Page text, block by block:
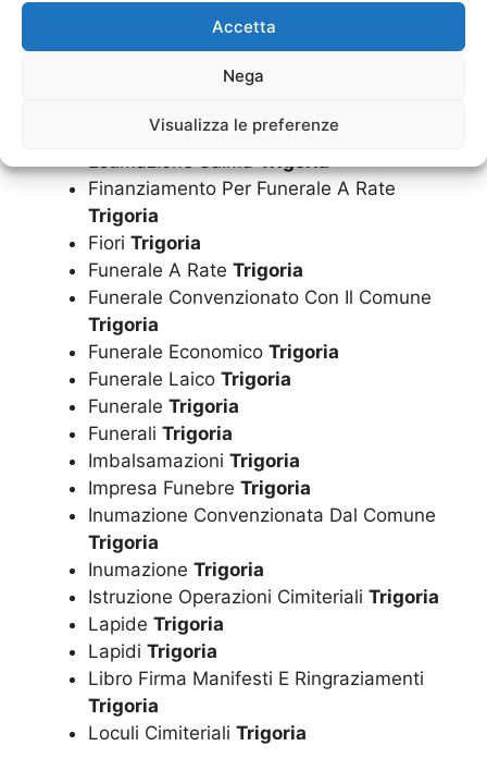
Accetta
Nega
Visualizza le preferenze
Dispersione CeneriTrigoria
Documentazione FunerariaTrigoria
Trigoria
ComuneTrigoria
Finanziamento Per Funerale A Rate
Trigoria
Fiori Trigoria
Funerale A Rate Trigoria
Funerale Convenzionato Con Il Comune
Trigoria
Funerale Economico Trigoria
Funerale Laico Trigoria
Funerale Trigoria
Funerali Trigoria
Imbalsamazioni Trigoria
Impresa Funebre Trigoria
Inumazione Convenzionata Dal Comune
Trigoria
Inumazione Trigoria
Istruzione Operazioni Cimiteriali Trigoria
Lapide Trigoria
Lapidi Trigoria
Libro Firma Manifesti E Ringraziamenti
Trigoria
Loculi Cimiteriali Trigoria